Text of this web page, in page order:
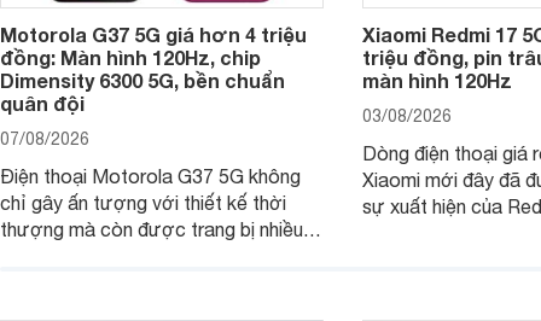
Motorola G37 5G giá hơn 4 triệu
đồng: Màn hình 120Hz, chip
Dimensity 6300 5G, bền chuẩn
quân đội
07/08/2026
Điện thoại Motorola G37 5G không
chỉ gây ấn tượng với thiết kế thời
thượng mà còn được trang bị nhiều
Xiaomi Redmi 17
triệu đồng, pin
màn hình 120Hz
03/08/2026
Dòng điện thoại giá
Xiaomi mới đây đã
sự xuất hiện của